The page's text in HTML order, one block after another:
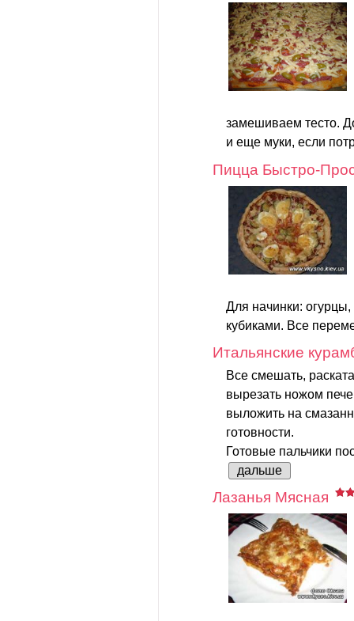
замешиваем тесто.
и еще муки, если
Пицца Быстро-
Для начинки: огурцы,
кубиками. Все
Итальянские
Все смешать,
вырезать ножом
выложить на
готовности.
Готовые пальчики
дальше
Лазанья Мясная